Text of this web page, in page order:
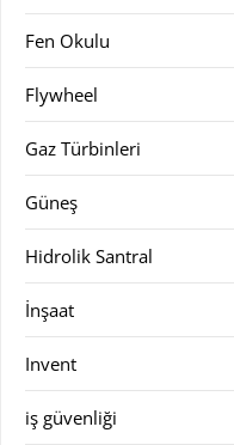
Fen Okulu
Flywheel
Gaz Türbinleri
Güneş
Hidrolik Santral
İnşaat
Invent
iş güvenliği